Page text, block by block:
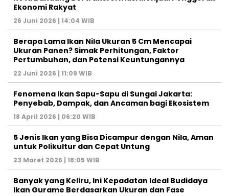
Ekonomi Rakyat
26 Juni 2026 | 14:04 WIB
Berapa Lama Ikan Nila Ukuran 5 Cm Mencapai
Ukuran Panen? Simak Perhitungan, Faktor
Pertumbuhan, dan Potensi Keuntungannya
22 Juni 2026 | 11:09 WIB
Fenomena Ikan Sapu-Sapu di Sungai Jakarta:
Penyebab, Dampak, dan Ancaman bagi Ekosistem
18 April 2026 | 06:20 WIB
5 Jenis Ikan yang Bisa Dicampur dengan Nila, Aman
untuk Polikultur dan Cepat Untung
23 Maret 2026 | 18:05 WIB
Banyak yang Keliru, Ini Kepadatan Ideal Budidaya
Ikan Gurame Berdasarkan Ukuran dan Fase